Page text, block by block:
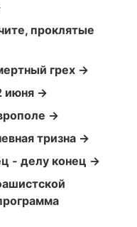
проклятые
грех →
июня →
→
тризна →
- делу конец →